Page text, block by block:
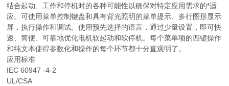
结合起动、工作和停机时的各种可能性以确保对特定应用需求的*适
应。可使用菜单控制键盘和具有背光照明的菜单提示、多行图形显示
屏，执行操作和调试。使用预先选择的语言，通过少量设置，即可快
速、简便、可靠地优化电机软起动和软停机。每个菜单项的四键操作
和纯文本使得参数化和操作的每个环节都十分直观明了。
应用标准
IEC 60947 -4-2
UL/CSA